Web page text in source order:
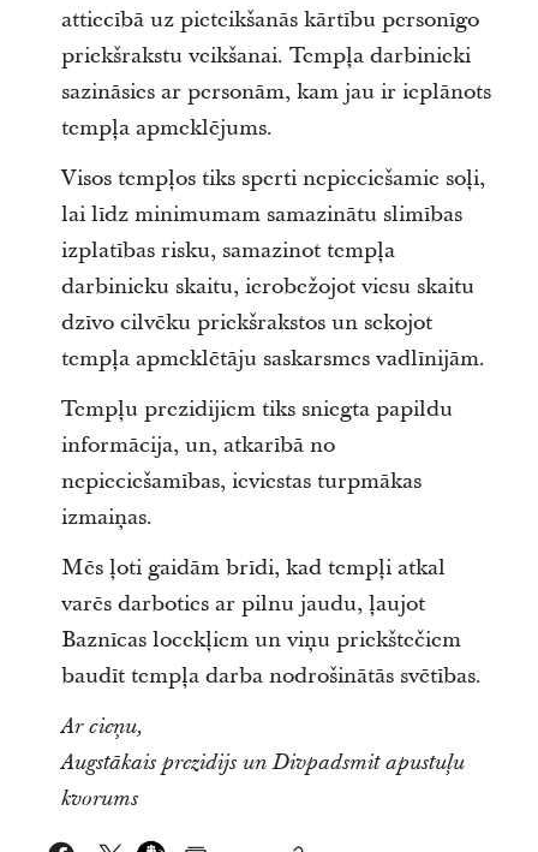
attiecībā uz pieteikšanās kārtību personīgo
priekšrakstu veikšanai. Tempļa darbinieki
sazināsies ar personām, kam jau ir ieplānots
tempļa apmeklējums.
Visos tempļos tiks sperti nepieciešamie soļi,
lai līdz minimumam samazinātu slimības
izplatības risku, samazinot tempļa
darbinieku skaitu, ierobežojot viesu skaitu
dzīvo cilvēku priekšrakstos un sekojot
tempļa apmeklētāju saskarsmes vadlīnijām.
Tempļu prezidijiem tiks sniegta papildu
informācija, un, atkarībā no
nepieciešamības, ieviestas turpmākas
izmaiņas.
Mēs ļoti gaidām brīdi, kad tempļi atkal
varēs darboties ar pilnu jaudu, ļaujot
Baznīcas locekļiem un viņu priekštečiem
baudīt tempļa darba nodrošinātās svētības.
Ar cieņu,
Augstākais prezidijs un Divpadsmit apustuļu
kvorums